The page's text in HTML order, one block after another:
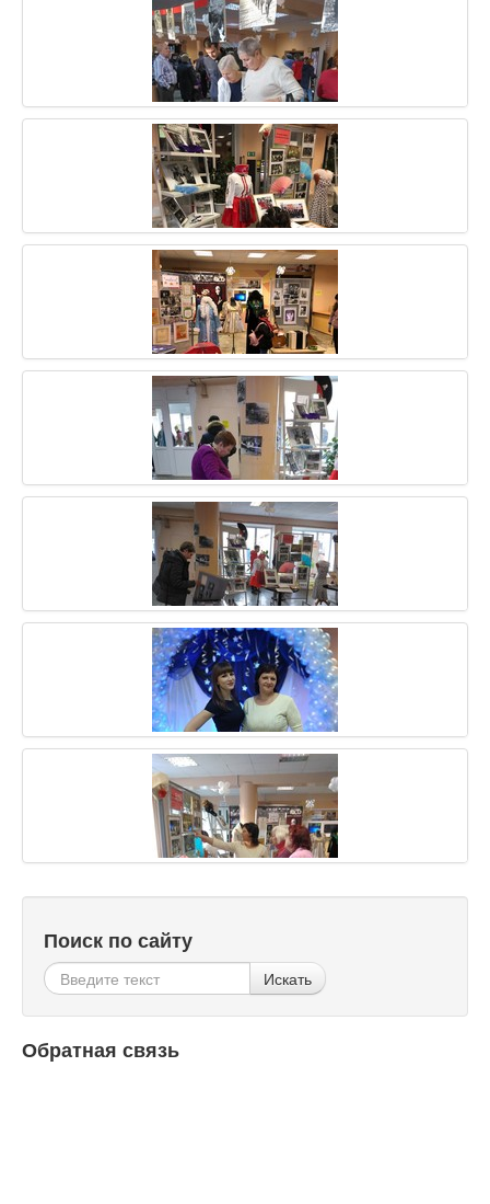
Поиск по сайту
Искать
Обратная связь